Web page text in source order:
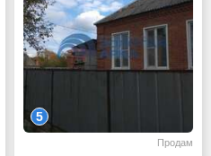
5
Продам